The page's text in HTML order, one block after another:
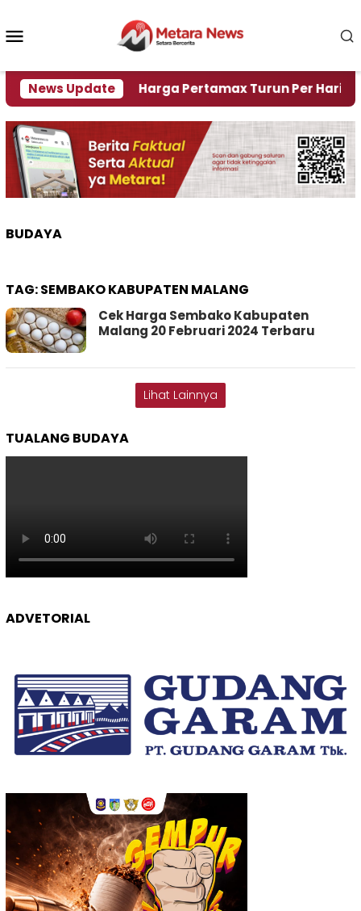
konten
News Update
Krisi Air Harga Pertamax Turun Per Hari Ini,
BUDAYA
TAG:SEMBAKO KABUPATEN MALANG
Cek Harga Sembako Kabupaten
Malang 20 Februari 2024 Terbaru
Lihat Lainnya
TUALANG BUDAYA
ADVETORIAL